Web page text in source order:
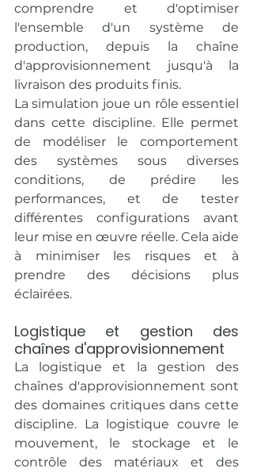
comprendre et d'optimiser
l'ensemble d'un système de
production, depuis la chaîne
d'approvisionnement jusqu'à la
livraison des produits finis.
La simulation joue un rôle essentiel
dans cette discipline. Elle permet
de modéliser le comportement
des systèmes sous diverses
conditions, de prédire les
performances, et de tester
différentes configurations avant
leur mise en œuvre réelle. Cela aide
à minimiser les risques et à
prendre des décisions plus
éclairées.
Logistique et gestion des
chaînes d'approvisionnement
La logistique et la gestion des
chaînes d'approvisionnement sont
des domaines critiques dans cette
discipline. La logistique couvre le
mouvement, le stockage et le
contrôle des matériaux et des